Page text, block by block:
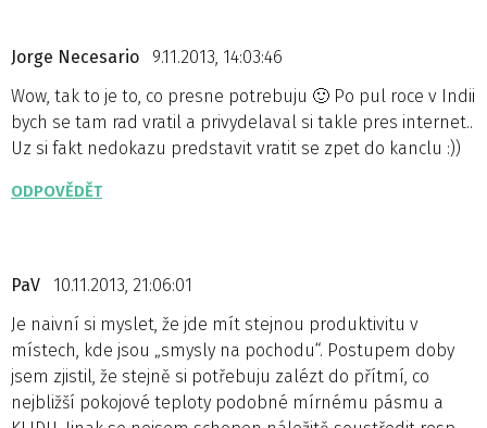
Jorge Necesario
9.11.2013, 14:03:46
Wow, tak to je to, co presne potrebuju 🙂 Po pul roce v Indii
bych se tam rad vratil a privydelaval si takle pres internet..
Uz si fakt nedokazu predstavit vratit se zpet do kanclu :))
ODPOVĚDĚT
PaV
10.11.2013, 21:06:01
Je naivní si myslet, že jde mít stejnou produktivitu v
místech, kde jsou „smysly na pochodu“. Postupem doby
jsem zjistil, že stejně si potřebuju zalézt do přítmí, co
nejbližší pokojové teploty podobné mírnému pásmu a